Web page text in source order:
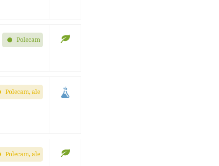
Polecam
Polecam, ale
Polecam, ale